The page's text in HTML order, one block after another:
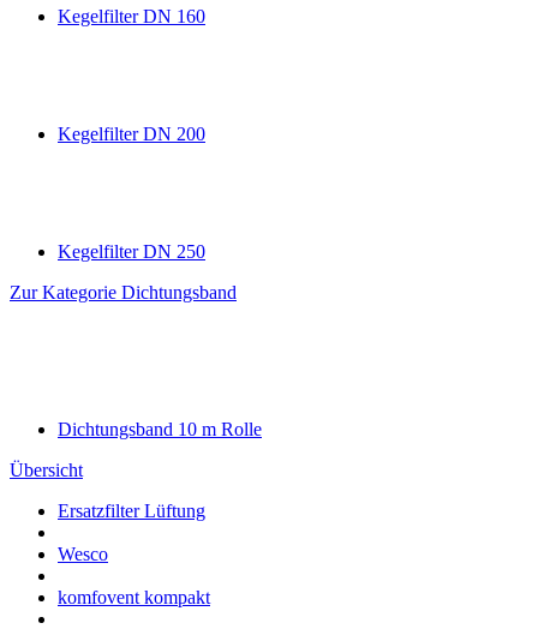
Kegelfilter DN 160
Kegelfilter DN 200
Kegelfilter DN 250
Zur Kategorie Dichtungsband
Dichtungsband 10 m Rolle
Übersicht
Ersatzfilter Lüftung
Wesco
komfovent kompakt